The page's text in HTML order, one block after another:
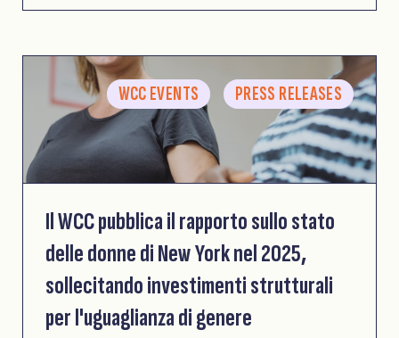
WCC EVENTS PRESS RELEASES
Il WCC pubblica il rapporto sullo stato
delle donne di New York nel 2025,
sollecitando investimenti strutturali
per l'uguaglianza di genere